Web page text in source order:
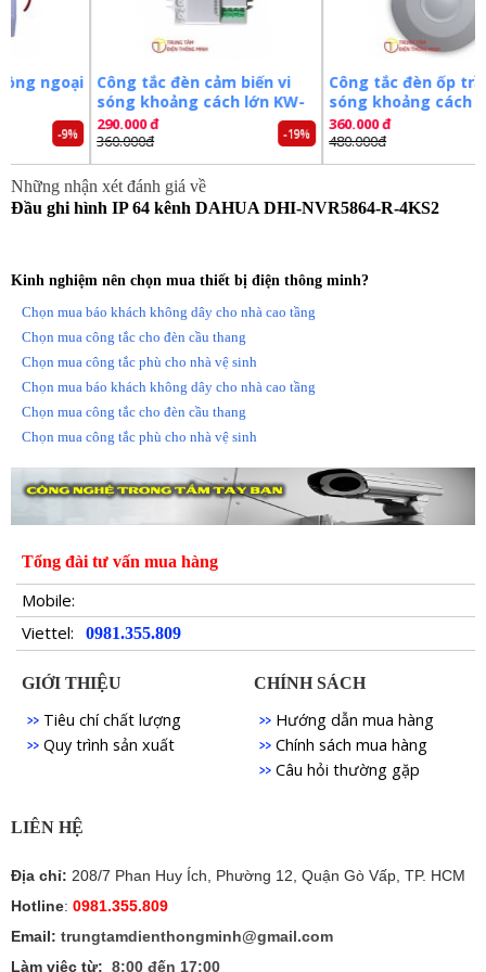
– Hỗ trợ công nghệ ANR để nâng cao khả năng lưu trữ linh hoạt khi
– Hỗ trợ cấu hình thông minh qua P2P.
– Quản lý đồng thời 128 tài khoản kết nối.
– Điện áp: AC 100~240V, 50/60 Hz.
– Kích thước 2U, 440mm × 454mm × 95mm.
– Trọng lượng không ổ cứng 6,55KG.
– Sản xuất tại Trung Quốc.
Đặt mua ngay đầu ghi hìnhDAHUA DHI-NVR5864-R-4KS2
mới nhất, xin vui lòng liên hệ0981.355.809
tốt nhất. Tham khảo thêm hình ảnh và thông tin tại:
http://trungtamdienthongminh.com
Tags: đầu ghi giá rẻ đầu ghi chất lượng
đầu ghi dahua
đầu ghi hình
Công tắc đèn cảm biến vi
sóng khoảng cách lớn KW-
RS02D
290.000 đ
360.000đ
Công tắc đèn ốp trần vi
sóng khoảng cách lớn
RS03B
360.000 đ
480.000đ
Những nhận xét đánh giá về
Đầu ghi hình IP 64 kênh DAHUA DHI-NVR5864-R-4KS2
Kinh nghiệm nên chọn mua thiết bị điện thông minh?
Chọn mua báo khách không dây cho nhà cao tầng
Chọn mua công tắc cho đèn cầu thang
Chọn mua công tắc phù cho nhà vệ sinh
Chọn mua báo khách không dây cho nhà cao tầng
Chọn mua công tắc cho đèn cầu thang
Chọn mua công tắc phù cho nhà vệ sinh
Tổng đài tư vấn mua hàng
Mobile:
Viettel:
0981.355.809
GIỚI THIỆU
Tiêu chí chất lượng
Quy trình sản xuất
CHÍNH SÁCH
Hướng dẫn mua hàng
Chính sách mua hàng
Câu hỏi thường gặp
LIÊN HỆ
Địa chỉ: 208/7 Phan Huy Ích, Phường 12, Quận Gò Vấp, TP. HCM
Hotline: 0981.355.809
Email: trungtamdienthongminh@gmail.com
Làm việc từ: 8:00 đến 17:00